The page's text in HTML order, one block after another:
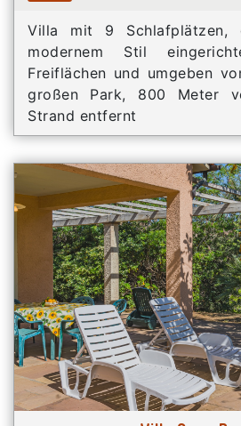
Villa mit 9 Schlafplätzen,
modernem Stil
Freiflächen und umgeben
großen Park, 800 Meter
Strand entfernt